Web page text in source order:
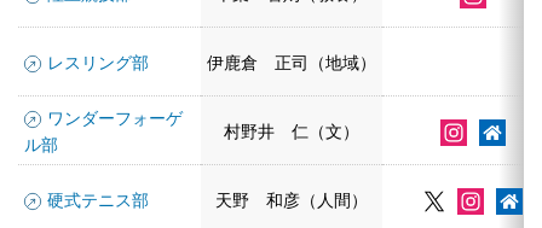
レスリング部 伊鹿倉 正司（地域）
ワンダーフォーゲ
ル部
村野井 仁（文）
硬式テニス部 天野 和彦（人間）